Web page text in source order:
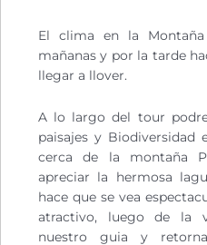
El clima en la
mañanas y por la tarde
llegar a llover.
A lo largo del tour
paisajes y Biodiversidad
cerca de la montaña
apreciar la hermosa
hace que se vea
atractivo, luego de la
nuestro guia y